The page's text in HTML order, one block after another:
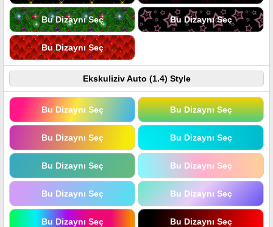
Bu Dizaynı Seç Bu Dizaynı Seç
Bu Dizaynı Seç
Ekskuliziv Auto (1.4) Style
Bu Dizaynı Seç Bu Dizaynı Seç
Bu Dizaynı Seç Bu Dizaynı Seç
Bu Dizaynı Seç Bu Dizaynı Seç
Bu Dizaynı Seç Bu Dizaynı Seç
Bu Dizaynı Seç Bu Dizaynı Seç